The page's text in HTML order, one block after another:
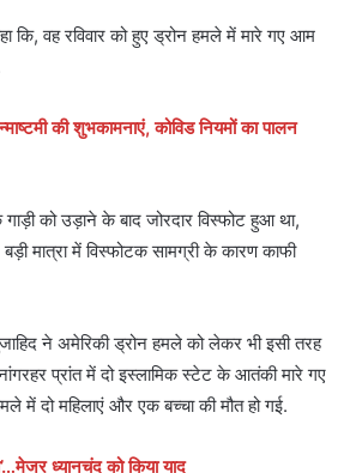
वह रविवार को हुए ड्रोन हमले में मारे गए आम
की शुभकामनाएं, कोविड नियमों का पालन
को उड़ाने के बाद जोरदार विस्फोट हुआ था,
मात्रा में विस्फोटक सामग्री के कारण काफी
ने अमेरिकी ड्रोन हमले को लेकर भी इसी तरह
प्रांत में दो इस्लामिक स्टेट के आतंकी मारे गए
में दो महिलाएं और एक बच्चा की मौत हो गई.
ध्यानचंद को किया याद